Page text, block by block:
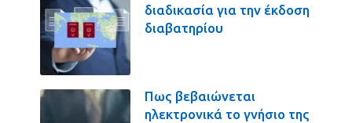
διαδικασία για την έκδοση
διαβατηρίου
Πως βεβαιώνεται
ηλεκτρονικά το γνήσιο της